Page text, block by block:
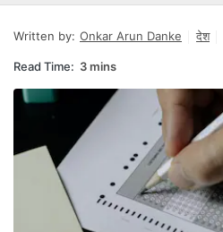
Written by: Onkar Arun Danke देश
Read Time: 3 mins